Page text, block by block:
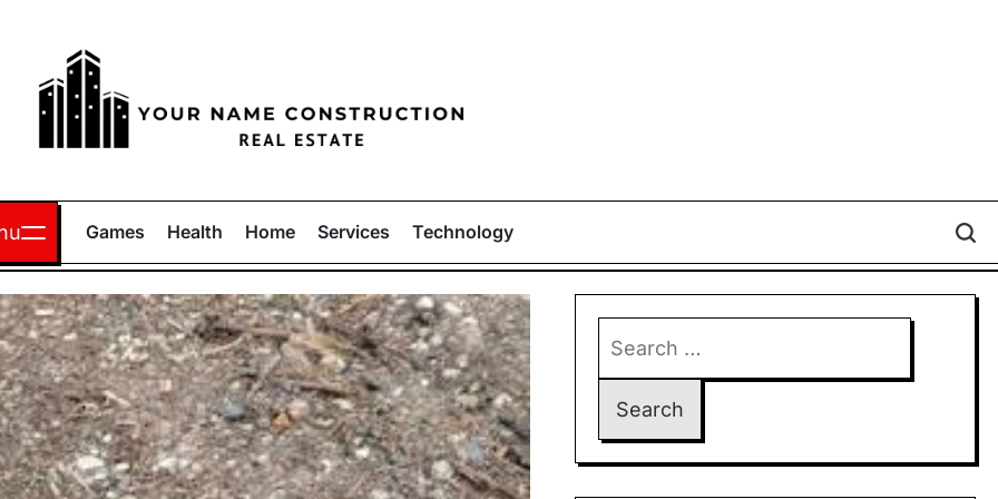
Name
Construction
Games Health Home Services Technology
for: